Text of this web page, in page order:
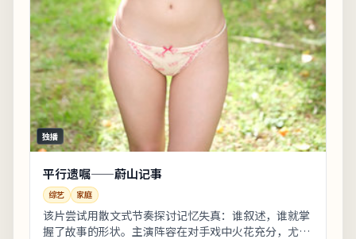
独播
平行遗嘱——蔚山记事
综艺 家庭
该片尝试用散文式节奏探讨记忆失真：谁叙述，谁就掌
握了故事的形状。主演阵容在对手戏中火花充分，尤其